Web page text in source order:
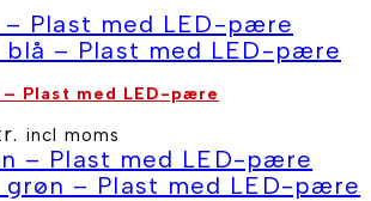
– Plast med LED-pære
incl moms